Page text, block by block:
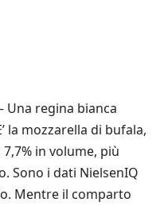
Una regina bianca
la mozzarella di bufala,
in volume, più
Sono i dati NielsenIQ
Mentre il comparto